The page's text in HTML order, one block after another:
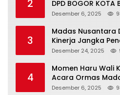
2
DPD BOGOR KOTA
KHIDMAT
Desember 6, 2025
3
Madas Nusantara
Kinerja Jangka
Panjang
Desember 24, 2025
4
Momen Haru Wali
Acara Ormas
Peci Hitam Tinggi
Desember 6, 2025